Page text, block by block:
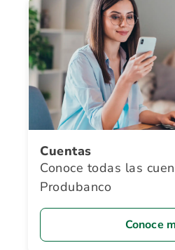
Cuentas
Conoce todas las
Produbanco
Conoce